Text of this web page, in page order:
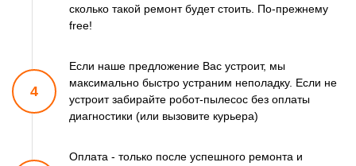
сколько такой ремонтбудет стоить. По-прежнему
free!
4
Если наше предложение Вас устроит, мы
максимально быстро устраним неполадку. Если не
устроит забирайте робот-пылесос без оплаты
диагностики (или вызовите курьера)
Оплата - только после успешного ремонта и